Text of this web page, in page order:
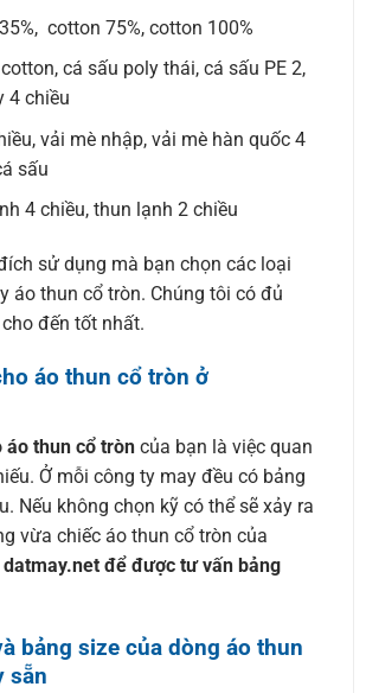
cotton 75%, cotton 100%
cá sấu poly thái, cá sấu PE 2,
4 chiều
vải mè nhập, vải mè hàn quốc 4
sấu
4 chiều, thun lạnh 2 chiều
sử dụng mà bạn chọn các loại
áo thun cổ tròn. Chúng tôi có đủ
đến tốt nhất.
áo thun cổ tròn ở
áo thun cổ tròn của bạn là việc quan
Ở mỗi công ty may đều có bảng
Nếu không chọn kỹ có thể sẽ xảy ra
vừa chiếc áo thun cổ tròn của
datmay.net để được tư vấn bảng
bảng size của dòng áo thun
sẵn